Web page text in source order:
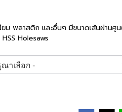
นียม พลาสติก และอื่นๆ มีขนาดเส้นผ่าน
Holesaws